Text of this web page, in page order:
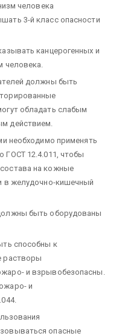
человека
3-й класс опасности
канцерогенных и
человека.
должны быть
обладать слабым
действием.
необходимо применять
ГОСТ 12.4.011, чтобы
на кожные
в желудочно-кишечный
быть оборудованы
способны к
растворы
и взрывобезопасны.
и
опасные